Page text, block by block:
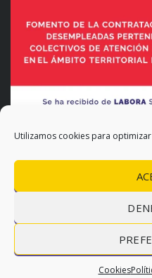
Utilizamos cookies para
Cookies
Política de